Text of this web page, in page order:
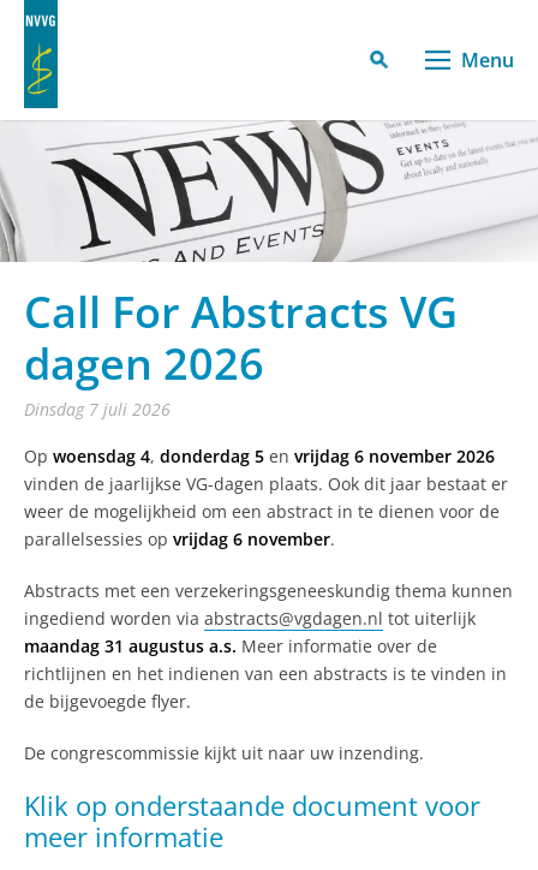
Menu
Call For Abstracts VG
dagen 2026
dinsdag 7 juli 2026
Op woensdag 4, donderdag 5 en vrijdag 6 november 2026
vinden de jaarlijkse VG-dagen plaats. Ook dit jaar bestaat er
weer de mogelijkheid om een abstract in te dienen voor de
parallelsessies op vrijdag 6 november.
Abstracts met een verzekeringsgeneeskundig thema kunnen
ingediend worden via abstracts@vgdagen.nl tot uiterlijk
maandag 31 augustus a.s. Meer informatie over de
richtlijnen en het indienen van een abstracts is te vinden in
de bijgevoegde flyer.
De congrescommissie kijkt uit naar uw inzending.
Klik op onderstaande document voor
meer informatie